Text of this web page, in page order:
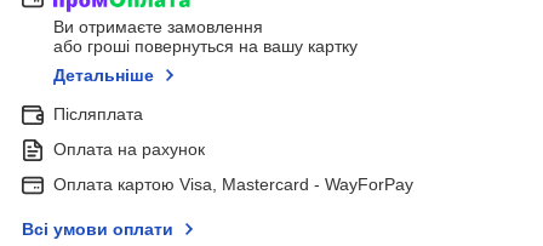
Ви отримаєте замовлення
або гроші повернуться на вашу картку
Детальніше
Післяплата
Оплата на рахунок
Оплата картою Visa, Mastercard - WayForPay
Всі умови оплати